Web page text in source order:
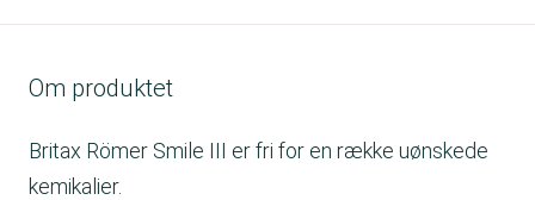
Om produktet
Britax Römer Smile III er fri for en række uønskede
kemikalier.